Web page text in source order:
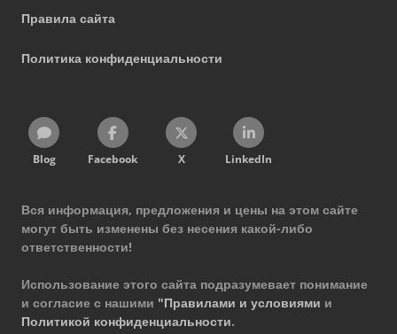
Правила сайта
Политика конфиденциальности
Blog Facebook X LinkedIn
Вся информация, предложения и цены на этом сайте
могут быть изменены без несения какой-либо
ответственности!
Использование этого сайта подразумевает понимание
и согласие с нашими "Правилами и условиями и
Политикой конфиденциальности.